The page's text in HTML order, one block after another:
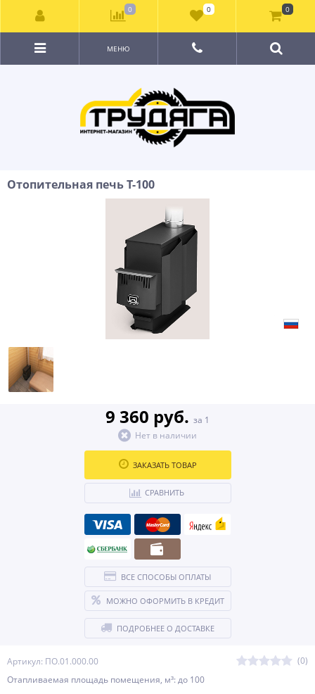
МЕНЮ
Отопительная печь Т-100
Артикул: ПО.01.000.00
(0)
Отапливаемая площадь помещения, м³: до 100
9 360 руб. за 1
Нет в наличии
ЗАКАЗАТЬ ТОВАР
СРАВНИТЬ
ВСЕ СПОСОБЫ ОПЛАТЫ
МОЖНО ОФОРМИТЬ В КРЕДИТ
ПОДРОБНЕЕ О ДОСТАВКЕ
0 0 0